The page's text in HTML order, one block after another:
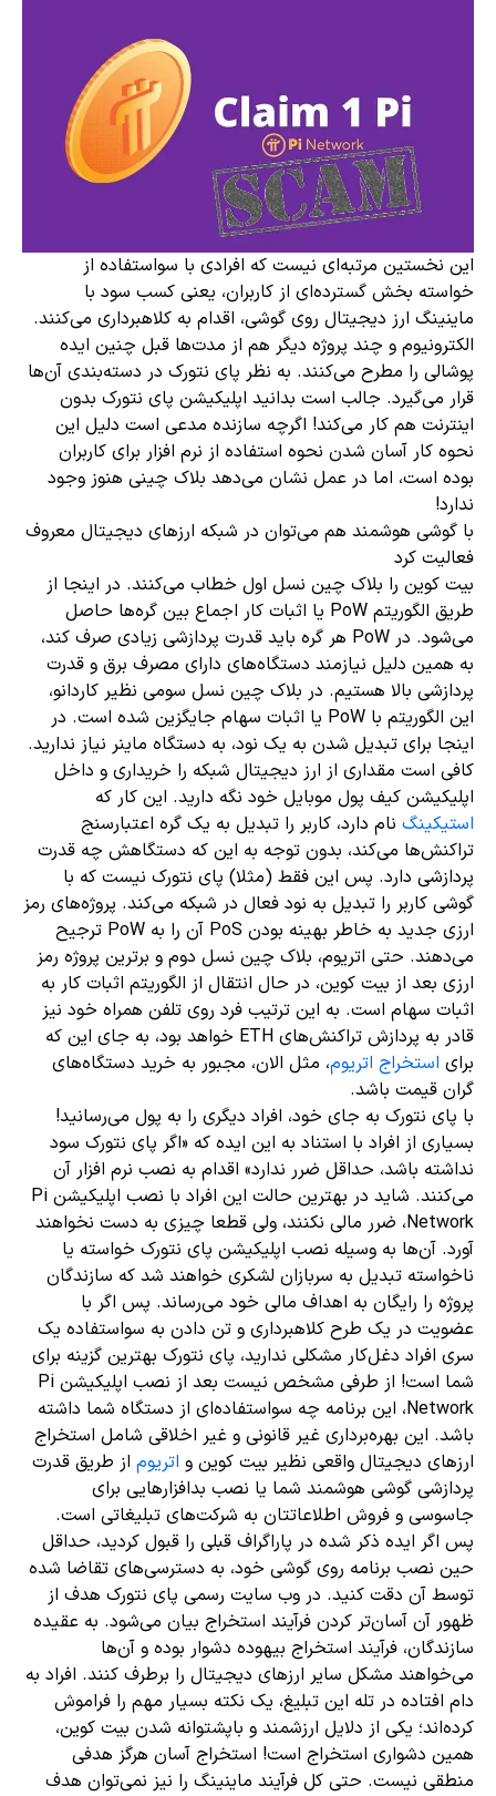
این نخستین مرتبه‌ای نیست که افرادی با سواستفاده از
خواسته بخش گسترده‌ای از کاربران، یعنی کسب سود با
ماینینگ ارز دیجیتال روی گوشی، اقدام به کلاهبرداری می‌کنند.
الکترونیوم و چند پروژه دیگر هم از مدت‌ها قبل چنین ایده
پوشالی را مطرح می‌کنند. به نظر پای نتورک در دسته‌بندی آن‌ها
قرار می‌گیرد. جالب است بدانید اپلیکیشن پای نتورک بدون
اینترنت هم کار می‌کند! اگرچه سازنده مدعی است دلیل این
نحوه کار آسان شدن نحوه استفاده از نرم افزار برای کاربران
بوده است، اما در عمل نشان می‌دهد بلاک چینی هنوز وجود
ندارد!
با گوشی‌ هوشمند هم می‌توان در شبکه ارزهای دیجیتال معروف
فعالیت کرد
بیت کوین را بلاک چین نسل اول خطاب می‌کنند. در اینجا از
طریق الگوریتم PoW یا اثبات کار اجماع بین گره‌ها حاصل
می‌شود. در PoW هر گره باید قدرت پردازشی زیادی صرف کند،
به همین دلیل نیازمند دستگاه‌های دارای مصرف برق و قدرت
پردازشی بالا هستیم. در بلاک چین نسل سومی نظیر کاردانو،
این الگوریتم با PoW یا اثبات سهام جایگزین شده است. در
اینجا برای تبدیل شدن به یک نود، به دستگاه ماینر نیاز ندارید.
کافی است مقداری از ارز دیجیتال شبکه را خریداری و داخل
اپلیکیشن کیف پول موبایل خود نگه دارید. این کار که
استیکینگ نام دارد، کاربر را تبدیل به یک گره اعتبارسنج
تراکنش‌ها می‌کند، بدون توجه به این که دستگاهش چه قدرت
پردازشی دارد. پس این فقط (مثلا) پای نتورک نیست که با
گوشی کاربر را تبدیل به نود فعال در شبکه می‌کند. پروژه‌های رمز
ارزی جدید به خاطر بهینه بودن PoS آن را به PoW ترجیح
می‌دهند. حتی اتریوم، بلاک چین نسل دوم و برترین پروژه رمز
ارزی بعد از بیت کوین، در حال انتقال از الگوریتم اثبات کار به
اثبات سهام است. به این ترتیب فرد روی تلفن همراه خود نیز
قادر به پردازش تراکنش‌های ETH خواهد بود، به جای این که
برای استخراج اتریوم، مثل الان، مجبور به خرید دستگاه‌های
گران قیمت باشد.
با پای نتورک به جای خود، افراد دیگری را به پول می‌رسانید!
بسیاری از افراد با استناد به این ایده که «اگر پای نتورک سود
نداشته باشد، حداقل ضرر ندارد» اقدام به نصب نرم افزار آن
می‌کنند. شاید در بهترین حالت این افراد با نصب اپلیکیشن Pi
Network، ضرر مالی نکنند، ولی قطعا چیزی به دست نخواهند
آورد. آن‌ها به وسیله نصب اپلیکیشن پای نتورک خواسته یا
ناخواسته تبدیل به سربازان لشکری خواهند شد که سازندگان
پروژه را رایگان به اهداف مالی خود می‌رساند. پس اگر با
عضویت در یک طرح کلاهبرداری و تن دادن به سواستفاده یک
سری افراد دغل‌کار مشکلی ندارید، پای نتورک بهترین گزینه برای
شما است! از طرفی مشخص نیست بعد از نصب اپلیکیشن Pi
Network، این برنامه چه سواستفاده‌ای از دستگاه شما داشته
باشد. این بهره‌برداری غیر قانونی و غیر اخلاقی شامل استخراج
ارزهای دیجیتال واقعی نظیر بیت کوین و اتریوم از طریق قدرت
پردازشی گوشی هوشمند شما یا نصب بدافزارهایی برای
جاسوسی و فروش اطلاعاتتان به شرکت‌های تبلیغاتی است.
پس اگر ایده ذکر شده در پاراگراف قبلی را قبول کردید، حداقل
حین نصب برنامه روی گوشی خود، به دسترسی‌های تقاضا شده
توسط آن دقت کنید. در وب سایت رسمی پای نتورک هدف از
ظهور آن آسان‌‌تر کردن فرآیند استخراج بیان می‌شود. به عقیده
سازندگان، فرآیند استخراج بیهوده دشوار بوده و آن‌ها
می‌خواهند مشکل سایر ارزهای دیجیتال را برطرف کنند. افراد به
دام افتاده در تله این تبلیغ، یک نکته بسیار مهم را فراموش
کرده‌اند؛ یکی از دلایل ارزشمند و باپشتوانه شدن بیت کوین،
همین دشواری استخراج است! استخراج آسان هرگز هدفی
منطقی نیست. حتی کل فرآیند ماینینگ را نیز نمی‌توان هدف